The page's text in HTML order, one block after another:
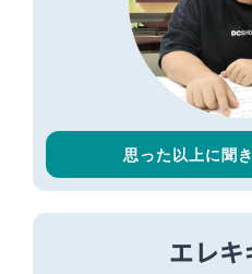
思った以上に聞
エレキ